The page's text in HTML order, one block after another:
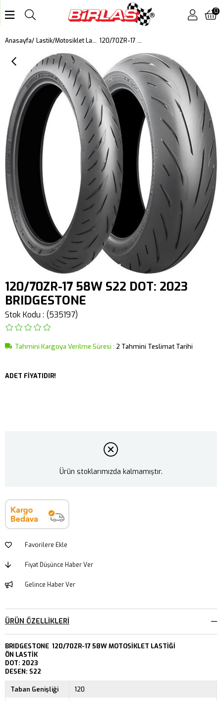
0
Anasayfa Lastik Motosiklet Lastiği 120/70ZR-17 58W S22 DOT: 2023
120/70ZR-17 58W S22 DOT: 2023
BRIDGESTONE
Stok Kodu (535197)
Tahmini Kargoya Verilme Süresi : 2 Tahmini Teslimat Tarihi
ADET FİYATIDIR!
Ürün stoklarımızda kalmamıştır.
Favorilere Ekle
Fiyat Düşünce Haber Ver
Gelince Haber Ver
ÜRÜN ÖZELLIKLERI
BRIDGESTONE 120/70ZR-17 58W MOTOSİKLET LASTİĞİ
ÖN LASTİK
DOT: 2023
DESEN: S22
Taban Genişliği
120